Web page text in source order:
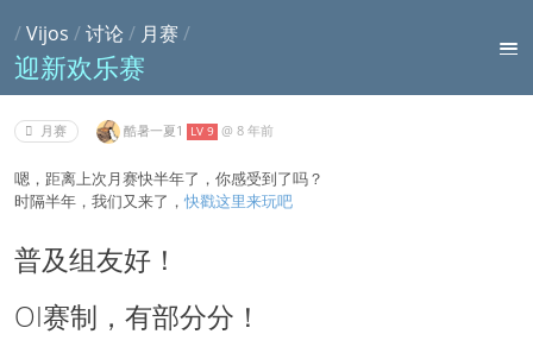
/Vijos /讨论 / 月赛 /
迎新欢乐赛
月赛 酷暑一夏1 LV 9 @8 年前
嗯，距离上次月赛快半年了，你感受到了吗？
时隔半年，我们又来了，快戳这里来玩吧
普及组友好！
OI赛制，有部分分！